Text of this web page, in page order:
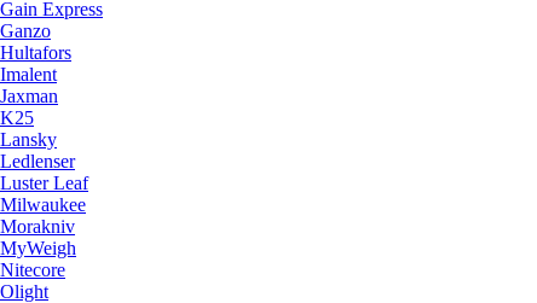
Gain Express
Ganzo
Hultafors
Imalent
Jaxman
K25
Lansky
Ledlenser
Luster Leaf
Milwaukee
Morakniv
MyWeigh
Nitecore
Olight